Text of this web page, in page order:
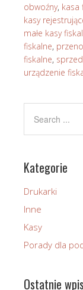
obwoźny, kasa
kasy
małe kasy
fiskalne,
fiskalne,
urządzenie
Kategorie
Drukarki
Inne
Kasy
Porady dla
Ostatnie